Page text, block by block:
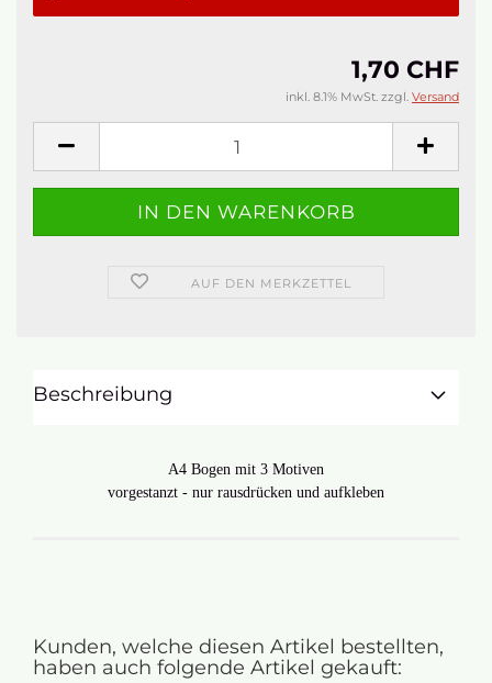
1,70 CHF
inkl. 8.1% MwSt. zzgl. Versand
AUF DEN MERKZETTEL
Beschreibung
A4 Bogen mit 3 Motiven
vorgestanzt - nur rausdrücken und aufkleben
Kunden, welche diesen Artikel bestellten,
haben auch folgende Artikel gekauft: